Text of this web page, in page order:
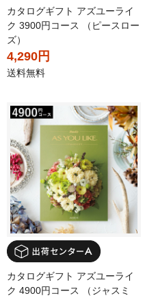
カタログギフト アズユーライ
ク 3900円コース （ピースロー
ズ）
4,290円
送料無料
カタログギフト アズユーライ
ク 4900円コース （ジャスミ